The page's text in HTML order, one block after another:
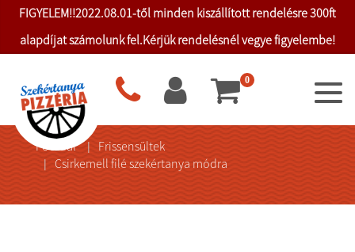
FIGYELEM!!2022.08.01-től minden kiszállított rendelésre 300ft
alapdíjat számolunk fel.Kérjük rendelésnél vegye figyelembe!
0
Főoldal
Frissensültek
Csirkemell filé szekértanya módra